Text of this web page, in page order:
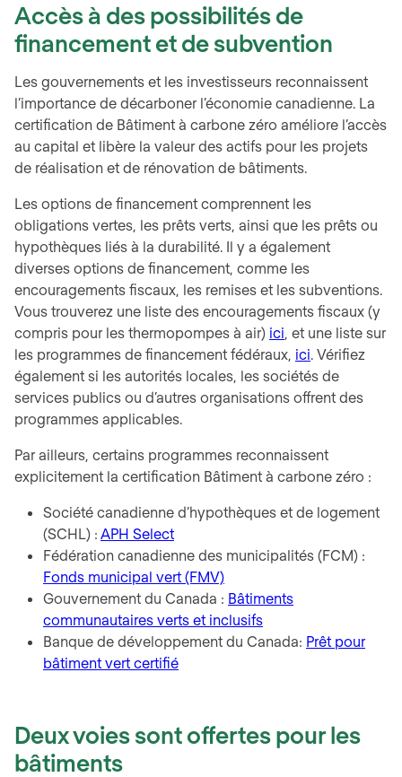
Accès à des possibilités de
financement et de subvention
Les gouvernements et les investisseurs reconnaissent
l’importance de décarboner l’économie canadienne. La
certification de Bâtiment à carbone zéro améliore l’accès
au capital et libère la valeur des actifs pour les projets
de réalisation et de rénovation de bâtiments.
Les options de financement comprennent les
obligations vertes, les prêts verts, ainsi que les prêts ou
hypothèques liés à la durabilité. Il y a également
diverses options de financement, comme les
encouragements fiscaux, les remises et les subventions.
Vous trouverez une liste des encouragements fiscaux (y
compris pour les thermopompes à air) ici, et une liste sur
les programmes de financement fédéraux, ici. Vérifiez
également si les autorités locales, les sociétés de
services publics ou d’autres organisations offrent des
programmes applicables.
Par ailleurs, certains programmes reconnaissent
explicitement la certification Bâtiment à carbone zéro :
Société canadienne d’hypothèques et de logement
(SCHL) :APH Select
Fédération canadienne des municipalités (FCM) :
Fonds municipal vert (FMV)
Gouvernement du Canada : Bâtiments
communautaires verts et inclusifs
Banque de développement du Canada: Prêt pour
bâtiment vert certifié
Deux voies sont offertes pour les
bâtiments